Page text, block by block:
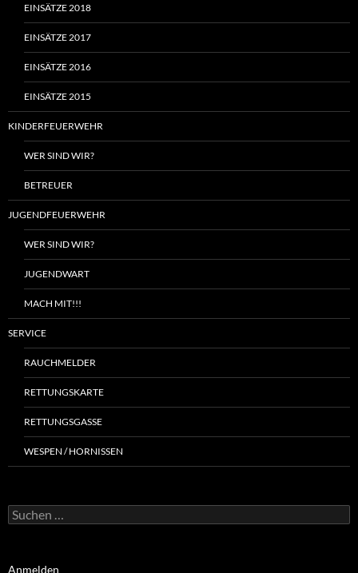
EINSÄTZE 2018
EINSÄTZE 2017
EINSÄTZE 2016
EINSÄTZE 2015
KINDERFEUERWEHR
WER SIND WIR?
BETREUER
JUGENDFEUERWEHR
WER SIND WIR?
JUGENDWART
MACH MIT!!!
SERVICE
RAUCHMELDER
RETTUNGSKARTE
RETTUNGSGASSE
WESPEN / HORNISSEN
Suchen
nach:
Anmelden